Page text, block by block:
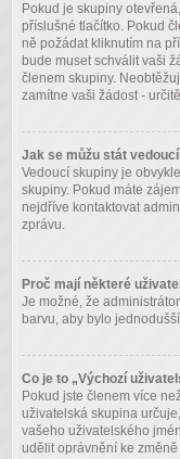
Pokud je skupiny
příslušné tlačítko. Pokud
ně požádat kliknutím na
bude muset schválit vaši
členem skupiny.
zamítne vaši žádost -
Jak se můžu stát
Vedoucí skupiny je
skupiny. Pokud máte
nejdříve kontaktovat
zprávu.
Proč mají některé
Je možné, že
barvu, aby bylo
Co je to „Výchozí
Pokud jste členem více
uživatelská skupina
vašeho uživatelského
udělit oprávnění ke